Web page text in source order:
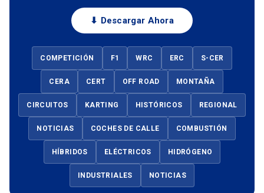
⬇ Descargar Ahora
COMPETICIÓN F1 WRC ERC S-CER
CERA CERT OFF ROAD MONTAÑA
CIRCUITOS KARTING HISTÓRICOS REGIONAL
NOTICIAS COCHES DE CALLE COMBUSTIÓN
HÍBRIDOS ELÉCTRICOS HIDRÓGENO
INDUSTRIALES NOTICIAS